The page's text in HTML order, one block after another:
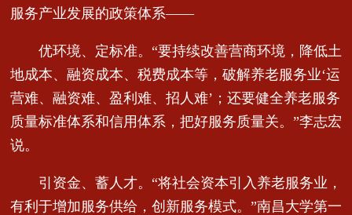
服务产业发展的政策体系——
优环境、定标准。“要持续改善营商环境，降低土
地成本、融资成本、税费成本等，破解养老服务业‘运
营难、融资难、盈利难、招人难’；还要健全养老服务
质量标准体系和信用体系，把好服务质量关。”李志宏
说。
引资金、蓄人才。“将社会资本引入养老服务业，
有利于增加服务供给，创新服务模式。”南昌大学第一